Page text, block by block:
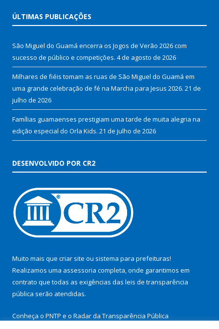
ÚLTIMAS PUBLICAÇÕES
São Miguel do Guamá encerra os Jogos de Verão 2026 com
sucesso de público e competições. 4 de agosto de 2026
Milhares de fiéis tomam as ruas de São Miguel do Guamá em
uma grande celebração de fé na Marcha para Jesus 2026. 21 de
julho de 2026
Famílias guamaenses prestigiam uma tarde de muita alegria na
edição especial do Orla Kids. 21 de julho de 2026
DESENVOLVIDO POR CR2
Muito mais que criar site ou sistema para prefeituras!
Realizamos uma assessoria completa, onde garantimos em
contrato que todas as exigências das leis de transparência
pública serão atendidas.
Conheça o PNTP e o Radar da Transparência Pública